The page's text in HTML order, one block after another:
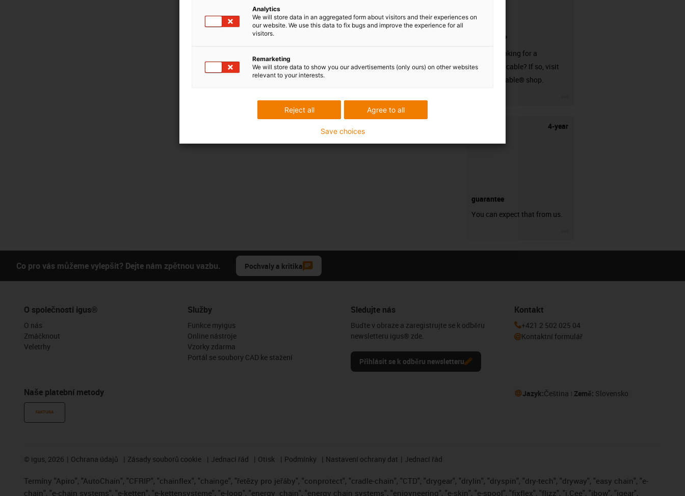
connector?
Are you looking for a
harnessed cable? If so, visit
our readycable® shop.
4-year
guarantee
You can expect that from us.
Co pro vás můžeme vylepšit? Dejte nám zpětnou vazbu. Pochvaly a kritika
O společnosti igus®
O nás
Zmáčknout
Veletrhy
Naše platební metody
FAKTURA
Služby
Funkce myigus
Online nástroje
Vzorky zdarma
Portál se soubory CAD ke stažení
Sledujte nás
Buďte v obraze a zaregistrujte se k odběru
newsletteru igus® zde.
Přihlásit se k odběru newsletteru
Kontakt
+421 2 502 025 04
Kontaktní formulář
Jazyk:Čeština Země: Slovensko
© igus, 2026 Ochrana údajů Zásady souborů cookie Jednací řád Otisk Podmínky Nastavení ochrany dat Jednací řád
Termíny "Apiro", "AutoChain", "CFRIP", "chainflex", "chainge", "řetězy pro jeřáby", "conprotect", "cradle-chain", "CTD", "drygear", "drylin", "dryspin", "dry-tech", "dryway", "easy chain", "e-
chain", "e-chain systems", "e-ketten", "e-kettensysteme", "e-loop", "energy chain", "energy chain systems", "enjoyneering", "e-skin", "e-spool", "fixflex", "flizz", "i.Cee", "ibow", "igear",
Analytics
We will store data in an aggregated form about visitors and their experiences on
our website. We use this data to fix bugs and improve the experience for all
visitors.
Remarketing
We will store data to show you our advertisements (only ours) on other websites
relevant to your interests.
Agree to all
Reject all
Save choices